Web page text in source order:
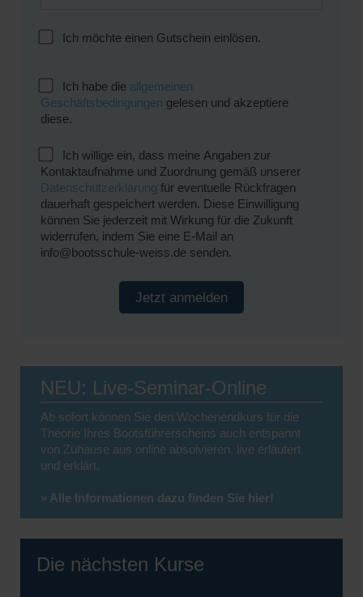
Ich möchte einen Gutschein einlösen.
Ich habe die allgemeinen
Geschäftsbedingungen gelesen und akzeptiere
diese.
Ich willige ein, dass meine Angaben zur
Kontaktaufnahme und Zuordnung gemäß unserer
Datenschutzerklärung für eventuelle Rückfragen
dauerhaft gespeichert werden. Diese Einwilligung
können Sie jederzeit mit Wirkung für die Zukunft
widerrufen, indem Sie eine E-Mail an
info@bootsschule-weiss.de senden.
Jetzt anmelden
NEU: Live-Seminar-Online
Ab sofort können Sie den Wochenendkurs für die
Theorie Ihres Bootsführerscheins auch entspannt
von Zuhause aus online absolvieren, live erläutert
und erklärt.
» Alle Informationen dazu finden Sie hier!
Die nächsten Kurse